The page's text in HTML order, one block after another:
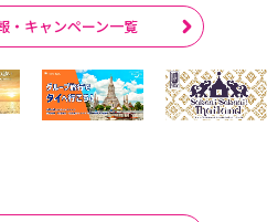
・キャンペーン一覧